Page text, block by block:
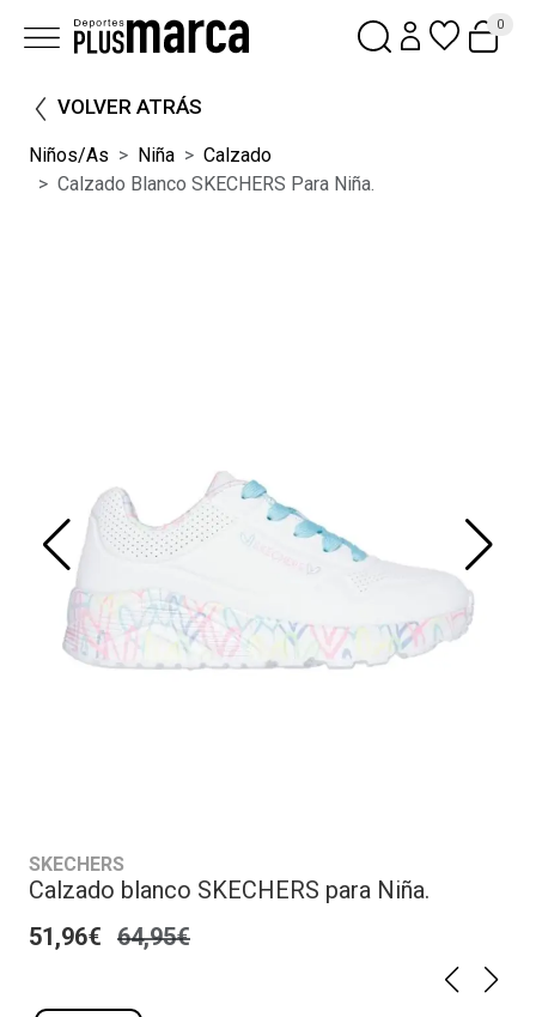
0
VOLVER ATRÁS
Niños/as Niña
Calzado
Calzado Blanco SKECHERS Para Niña.
SKECHERS
Calzado blanco SKECHERS para Niña.
51,96€ 64,95€